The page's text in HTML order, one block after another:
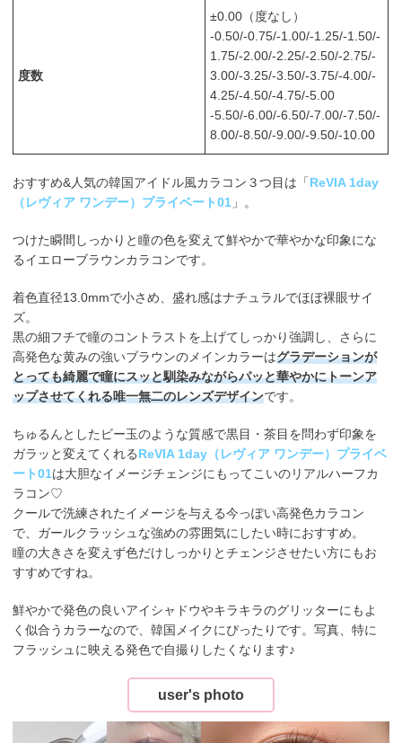
度数
±0.00（度なし）
-0.50/-0.75/-1.00/-1.25/-1.50/-
1.75/-2.00/-2.25/-2.50/-2.75/-
3.00/-3.25/-3.50/-3.75/-4.00/-
4.25/-4.50/-4.75/-5.00
-5.50/-6.00/-6.50/-7.00/-7.50/-
8.00/-8.50/-9.00/-9.50/-10.00
おすすめ&人気の韓国アイドル風カラコン３つ目は「ReVIA 1day
（レヴィア ワンデー）プライベート01 」。
つけた瞬間しっかりと瞳の色を変えて鮮やかで華やかな印象にな
るイエローブラウンカラコンです。
着色直径13.0mmで小さめ、盛れ感はナチュラルでほぼ裸眼サイ
ズ。
黒の細フチで瞳のコントラストを上げてしっかり強調し、さらに
高発色な黄みの強いブラウンのメインカラーはグラデーションが
とっても綺麗で瞳にスッと馴染みながらパッと華やかにトーンア
ップさせてくれる唯一無二のレンズデザインです。
ちゅるんとしたビー玉のような質感で黒目・茶目を問わず印象を
ガラッと変えてくれるReVIA 1day（レヴィア ワンデー）プライベ
ート01は大胆なイメージチェンジにもってこいのリアルハーフカ
ラコン♡
クールで洗練されたイメージを与える今っぽい高発色カラコン
で、ガールクラッシュな強めの雰囲気にしたい時におすすめ。
瞳の大きさを変えず色だけしっかりとチェンジさせたい方にもお
すすめですね。
鮮やかで発色の良いアイシャドウやキラキラのグリッターにもよ
く似合うカラーなので、韓国メイクにぴったりです。写真、特に
フラッシュに映える発色で自撮りしたくなります♪
user's photo